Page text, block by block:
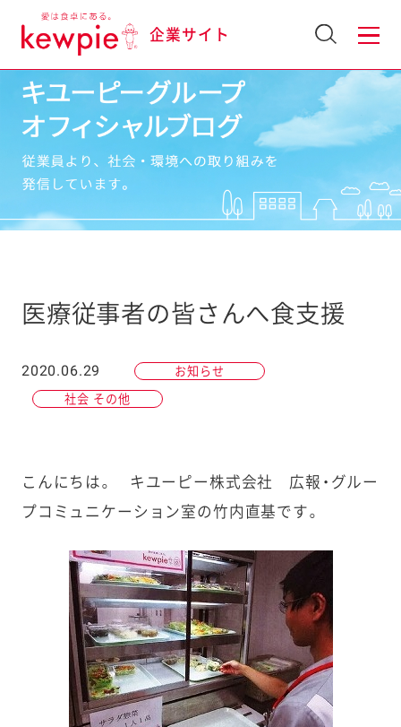
企業サイト
医療従事者の皆さんへ食支援
2020.06.29 お知らせ
社会 その他
こんにちは。 キユーピー株式会社 広報・グルー
プコミュニケーション室の竹内直基です。